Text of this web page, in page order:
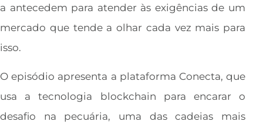
a antecedem para atender às exigências de um
mercado que tende a olhar cada vez mais para
isso.
O episódio apresenta a plataforma Conecta, que
usa a tecnologia blockchain para encarar o
desafio na pecuária, uma das cadeias mais